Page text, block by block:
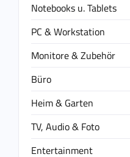
Notebooks u. Tablets
PC & Workstation
Monitore & Zubehör
Büro
Heim & Garten
TV, Audio & Foto
Entertainment